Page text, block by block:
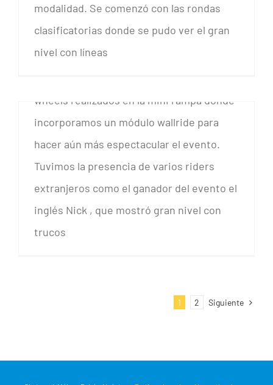
modalidad. Se comenzó con las rondas
clasificatorias donde se pudo ver el gran
nivel con líneas
CRÓNICA MINI SUMMER
WHEELS SKATE
El sábado pasado el Skate cogió el relevo
wheels realizados en la mini rampa donde
incorporamos un módulo wallride para
hacer aún más espectacular el evento.
Tuvimos la presencia de varios riders
extranjeros como el ganador del evento el
inglés Nick , que mostró gran nivel con
trucos
1 2 Siguiente